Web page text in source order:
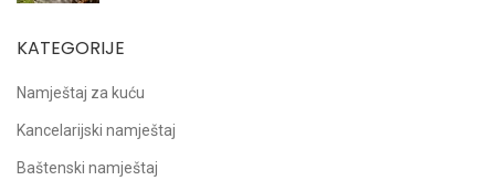
KATEGORIJE
Namještaj za kuću
Kancelarijski namještaj
Baštenski namještaj